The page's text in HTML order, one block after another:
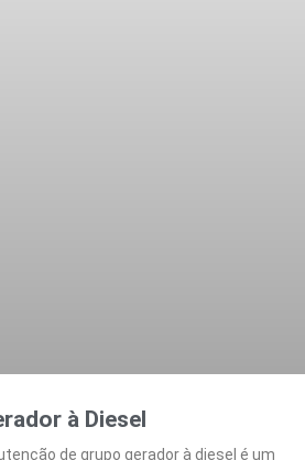
à Diesel
de grupo gerador à diesel é um